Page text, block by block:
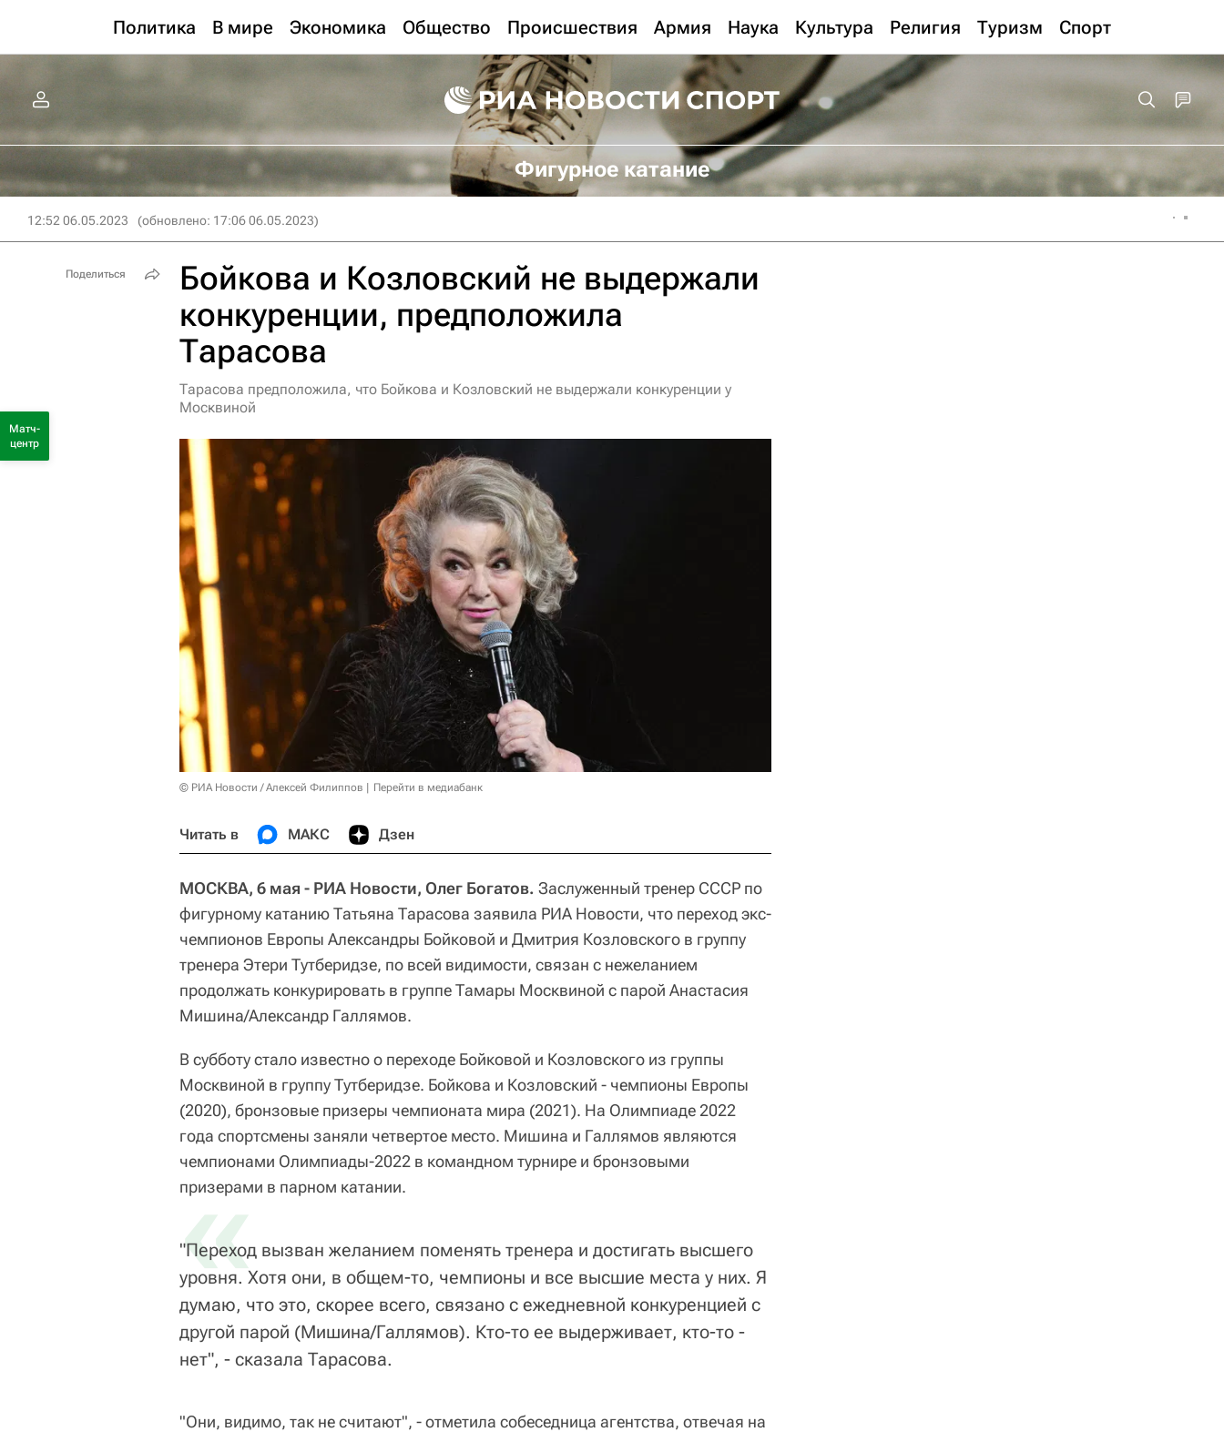
Политика В мире Экономика Общество Происшествия Армия Наука Культура Религия Туризм Спорт
Фигурное катание
12:52 06.05.2023 (обновлено: 17:06 06.05.2023)
Бойкова и Козловский не выдержали
конкуренции, предположила
Тарасова
Тарасова предположила, что Бойкова и Козловский не выдержали конкуренции у
Москвиной
© РИА Новости / Алексей Филиппов Перейти в медиабанк
Читать в МАКС Дзен
МОСКВА, 6 мая - РИА Новости, Олег Богатов. Заслуженный тренер СССР по
фигурному катанию Татьяна Тарасова заявила РИА Новости, что переход экс-
чемпионов Европы Александры Бойковой и Дмитрия Козловского в группу
тренера Этери Тутберидзе, по всей видимости, связан с нежеланием
продолжать конкурировать в группе Тамары Москвиной с парой Анастасия
Мишина/Александр Галлямов.
В субботу стало известно о переходе Бойковой и Козловского из группы
Москвиной в группу Тутберидзе. Бойкова и Козловский - чемпионы Европы
(2020), бронзовые призеры чемпионата мира (2021). На Олимпиаде 2022
года спортсмены заняли четвертое место. Мишина и Галлямов являются
чемпионами Олимпиады-2022 в командном турнире и бронзовыми
призерами в парном катании.
«
"Переход вызван желанием поменять тренера и достигать высшего
уровня. Хотя они, в общем-то, чемпионы и все высшие места у них. Я
думаю, что это, скорее всего, связано с ежедневной конкуренцией с
другой парой (Мишина/Галлямов). Кто-то ее выдерживает, кто-то -
нет", - сказала Тарасова.
"Они, видимо, так не считают", - отметила собеседница агентства, отвечая на
Поделиться
Матч-
центр